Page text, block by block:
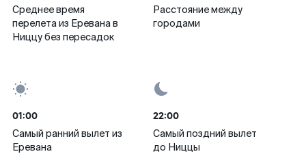
Среднее время
перелета из Еревана в
Ниццу без пересадок
Расстояние между
городами
01:00
Самый ранний вылет из
Еревана
22:00
Самый поздний вылет
до Ниццы